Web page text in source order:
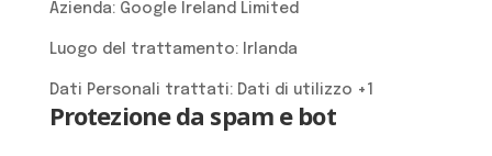
Azienda: Google Ireland Limited
Luogo del trattamento: Irlanda
Dati Personali trattati: Dati di utilizzo +1
Protezione da spam e bot